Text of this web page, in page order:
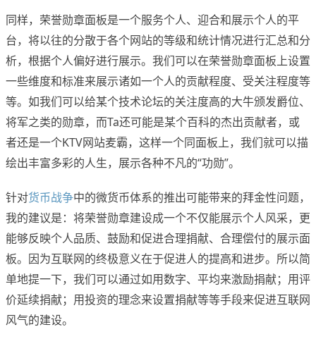
同样，荣誉勋章面板是一个服务个人、迎合和展示个人的平
台，将以往的分散于各个网站的等级和统计情况进行汇总和分
析，根据个人偏好进行展示。我们可以在荣誉勋章面板上设置
一些维度和标准来展示诸如一个人的贡献程度、受关注程度等
等。如我们可以给某个技术论坛的关注度高的大牛颁发爵位、
将军之类的勋章，而Ta还可能是某个百科的杰出贡献者，或
者还是一个KTV网站麦霸，这样一个同面板上，我们就可以描
绘出丰富多彩的人生，展示各种不凡的“功勋”。
针对货币战争中的微货币体系的推出可能带来的拜金性问题，
我的建议是：将荣誉勋章建设成一个不仅能展示个人风采，更
能够反映个人品质、鼓励和促进合理捐献、合理偿付的展示面
板。因为互联网的终极意义在于促进人的提高和进步。所以简
单地提一下，我们可以通过如用数字、平均来激励捐献；用评
价延续捐献；用投资的理念来设置捐献等等手段来促进互联网
风气的建设。